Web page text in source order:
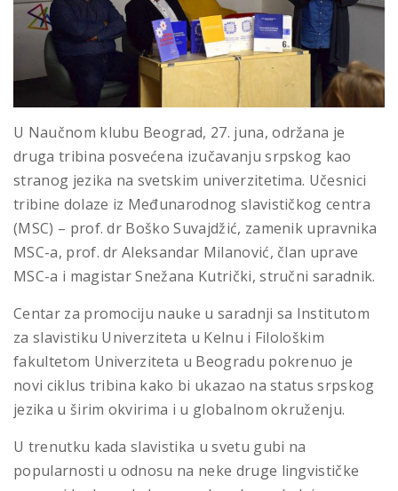
U Naučnom klubu Beograd, 27. juna, održana je
druga tribina posvećena izučavanju srpskog kao
stranog jezika na svetskim univerzitetima. Učesnici
tribine dolaze iz Međunarodnog slavističkog centra
(MSC) – prof. dr Boško Suvajdžić, zamenik upravnika
MSC-a, prof. dr Aleksandar Milanović, član uprave
MSC-a i magistar Snežana Kutrički, stručni saradnik.
Centar za promociju nauke u saradnji sa Institutom
za slavistiku Univerziteta u Kelnu i Filološkim
fakultetom Univerziteta u Beogradu pokrenuo je
novi ciklus tribina kako bi ukazao na status srpskog
jezika u širim okvirima i u globalnom okruženju.
U trenutku kada slavistika u svetu gubi na
popularnosti u odnosu na neke druge lingvističke